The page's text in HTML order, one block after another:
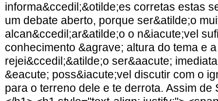
informa&ccedil;&otilde;es corretas estas
um debate aberto, porque ser&atilde;o
alcan&ccedil;ar&atilde;o o n&iacute;vel
conhecimento &agrave; altura do tema e a
rejei&ccedil;&atilde;o ser&aacute;
&eacute; poss&iacute;vel discutir com o
para o terreno dele e te derrota. Assim de